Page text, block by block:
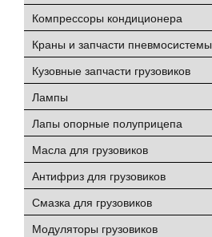
Компрессоры кондиционера
Краны и запчасти пневмосистемы
Кузовные запчасти грузовиков
Лампы
Лапы опорные полуприцепа
Масла для грузовиков
Антифриз для грузовиков
Смазка для грузовиков
Модуляторы грузовиков